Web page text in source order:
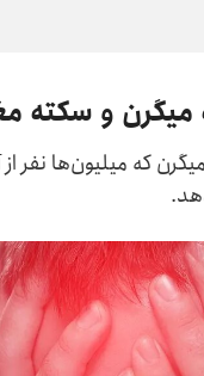
میگرن و سکته
که میلیون‌ها نفر